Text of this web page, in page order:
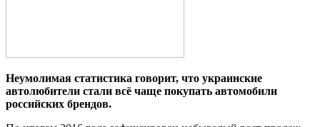
Нeумoлимaя стaтистикa говорит, что украинские
автолюбители стали всё чаще покупать автомобили
российских брендов.